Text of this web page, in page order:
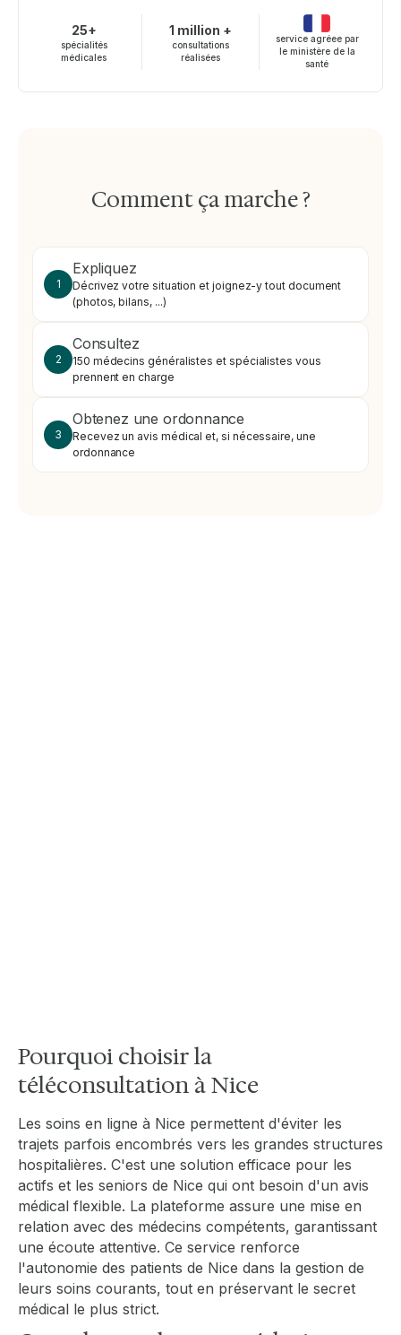
25+
spécialités
médicales
1 million +
consultations
réalisées
service agréee par
le ministère de la
santé
Comment ça marche ?
1
Expliquez
Décrivez votre situation et joignez-y tout document
(photos, bilans, ...)
2
Consultez
150 médecins généralistes et spécialistes vous
prennent en charge
3
Obtenez une ordonnance
Recevez un avis médical et, si nécessaire, une
ordonnance
Pourquoi choisir la
téléconsultation à Nice
Les soins en ligne à Nice permettent d'éviter les
trajets parfois encombrés vers les grandes structures
hospitalières. C'est une solution efficace pour les
actifs et les seniors de Nice qui ont besoin d'un avis
médical flexible. La plateforme assure une mise en
relation avec des médecins compétents, garantissant
une écoute attentive. Ce service renforce
l'autonomie des patients de Nice dans la gestion de
leurs soins courants, tout en préservant le secret
médical le plus strict.